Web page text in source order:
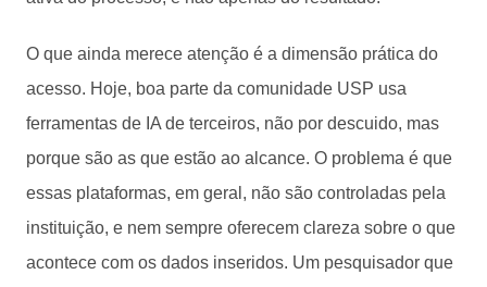
O que ainda merece atenção é a dimensão prática do
acesso. Hoje, boa parte da comunidade USP usa
ferramentas de IA de terceiros, não por descuido, mas
porque são as que estão ao alcance. O problema é que
essas plataformas, em geral, não são controladas pela
instituição, e nem sempre oferecem clareza sobre o que
acontece com os dados inseridos. Um pesquisador que